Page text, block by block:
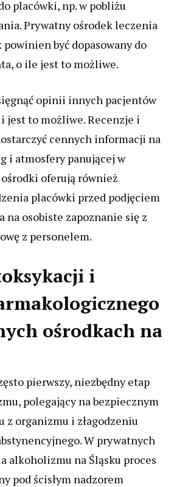
placówki, np. w pobliżu
Prywatny ośrodek leczenia
być dopasowany do
o ile jest to możliwe.
opinii innych pacjentów
jest to możliwe. Recenzje i
cennych informacji na
i atmosfery panującej w
oferują również
placówki przed podjęciem
na osobiste zapoznanie się z
z personelem.
i
ośrodkach na
pierwszy, niezbędny etap
polegający na bezpiecznym
z organizmu i złagodzeniu
W prywatnych
alkoholizmu na Śląsku proces
pod ścisłym nadzorem